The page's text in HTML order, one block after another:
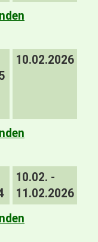
10.02.2026
10.02. -
11.02.2026